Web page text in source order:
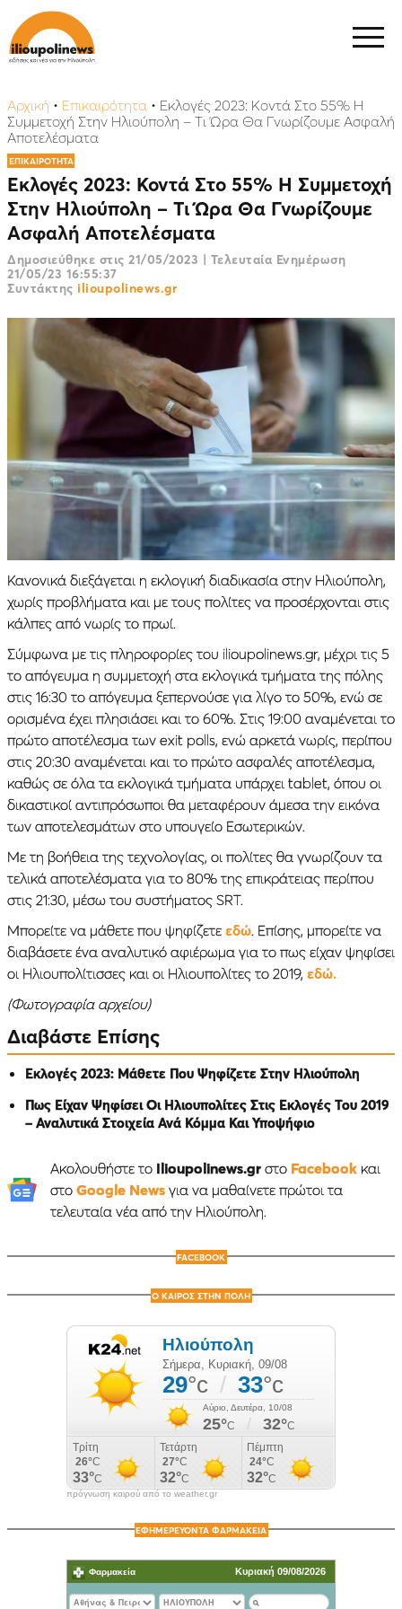
Αρχική • Επικαιρότητα • Εκλογές 2023: Κοντά Στο 55% Η
Συμμετοχή Στην Ηλιούπολη – Τι Ώρα Θα Γνωρίζουμε Ασφαλή
Αποτελέσματα
ΕΠΙΚΑΙΡΟΤΗΤΑ
Εκλογές 2023: Κοντά Στο 55% Η Συμμετοχή
Στην Ηλιούπολη – Τι Ώρα Θα Γνωρίζουμε
Ασφαλή Αποτελέσματα
Δημοσιεύθηκε στις 21/05/2023 | Τελευταία Ενημέρωση
21/05/23 16:55:37
Συντάκτης ilioupolinews.gr
Κανονικά διεξάγεται η εκλογική διαδικασία στην Ηλιούπολη,
χωρίς προβλήματα και με τους πολίτες να προσέρχονται στις
κάλπες από νωρίς το πρωί.
Σύμφωνα με τις πληροφορίες του ilioupolinews.gr, μέχρι τις 5
το απόγευμα η συμμετοχή στα εκλογικά τμήματα της πόλης
στις 16:30 το απόγευμα ξεπερνούσε για λίγο το 50%, ενώ σε
ορισμένα έχει πλησιάσει και το 60%. Στις 19:00 αναμένεται τo
πρώτο αποτέλεσμα των exit polls, ενώ αρκετά νωρίς, περίπου
στις 20:30 αναμένεται και το πρώτο ασφαλές αποτέλεσμα,
καθώς σε όλα τα εκλογικά τμήματα υπάρχει tablet, όπου οι
δικαστικοί αντιπρόσωποι θα μεταφέρουν άμεσα την εικόνα
των αποτελεσμάτων στο υπουγείο Εσωτερικών.
Με τη βοήθεια της τεχνολογίας, οι πολίτες θα γνωρίζουν τα
τελικά αποτελέσματα για το 80% της επικράτειας περίπου
στις 21:30, μέσω του συστήματος SRT.
Μπορείτε να μάθετε που ψηφίζετε εδώ. Επίσης, μπορείτε να
διαβάσετε ένα αναλυτικό αφιέρωμα για το πως είχαν ψηφίσει
οι Ηλιουπολίτισσες και οι Ηλιουπολίτες το 2019, εδώ.
(Φωτογραφία αρχείου)
Διαβάστε Επίσης
Εκλογές 2023: Μάθετε Που Ψηφίζετε Στην Ηλιούπολη
Πως Είχαν Ψηφίσει Οι Ηλιουπολίτες Στις Εκλογές Του 2019
– Αναλυτικά Στοιχεία Ανά Κόμμα Και Υποψήφιο
Ακολουθήστε το Ilioupolinews.grστο Facebookκαι
στο Google Newsγια να μαθαίνετε πρώτοι τα
τελευταία νέα από την Ηλιούπολη.
FACEBOOK
Ο ΚΑΙΡΟΣ ΣΤΗΝ ΠΟΛΗ
πρόγνωση καιρού από το weather.gr
ΕΦΗΜΕΡΕΥΟΝΤΑ ΦΑΡΜΑΚΕΙΑ